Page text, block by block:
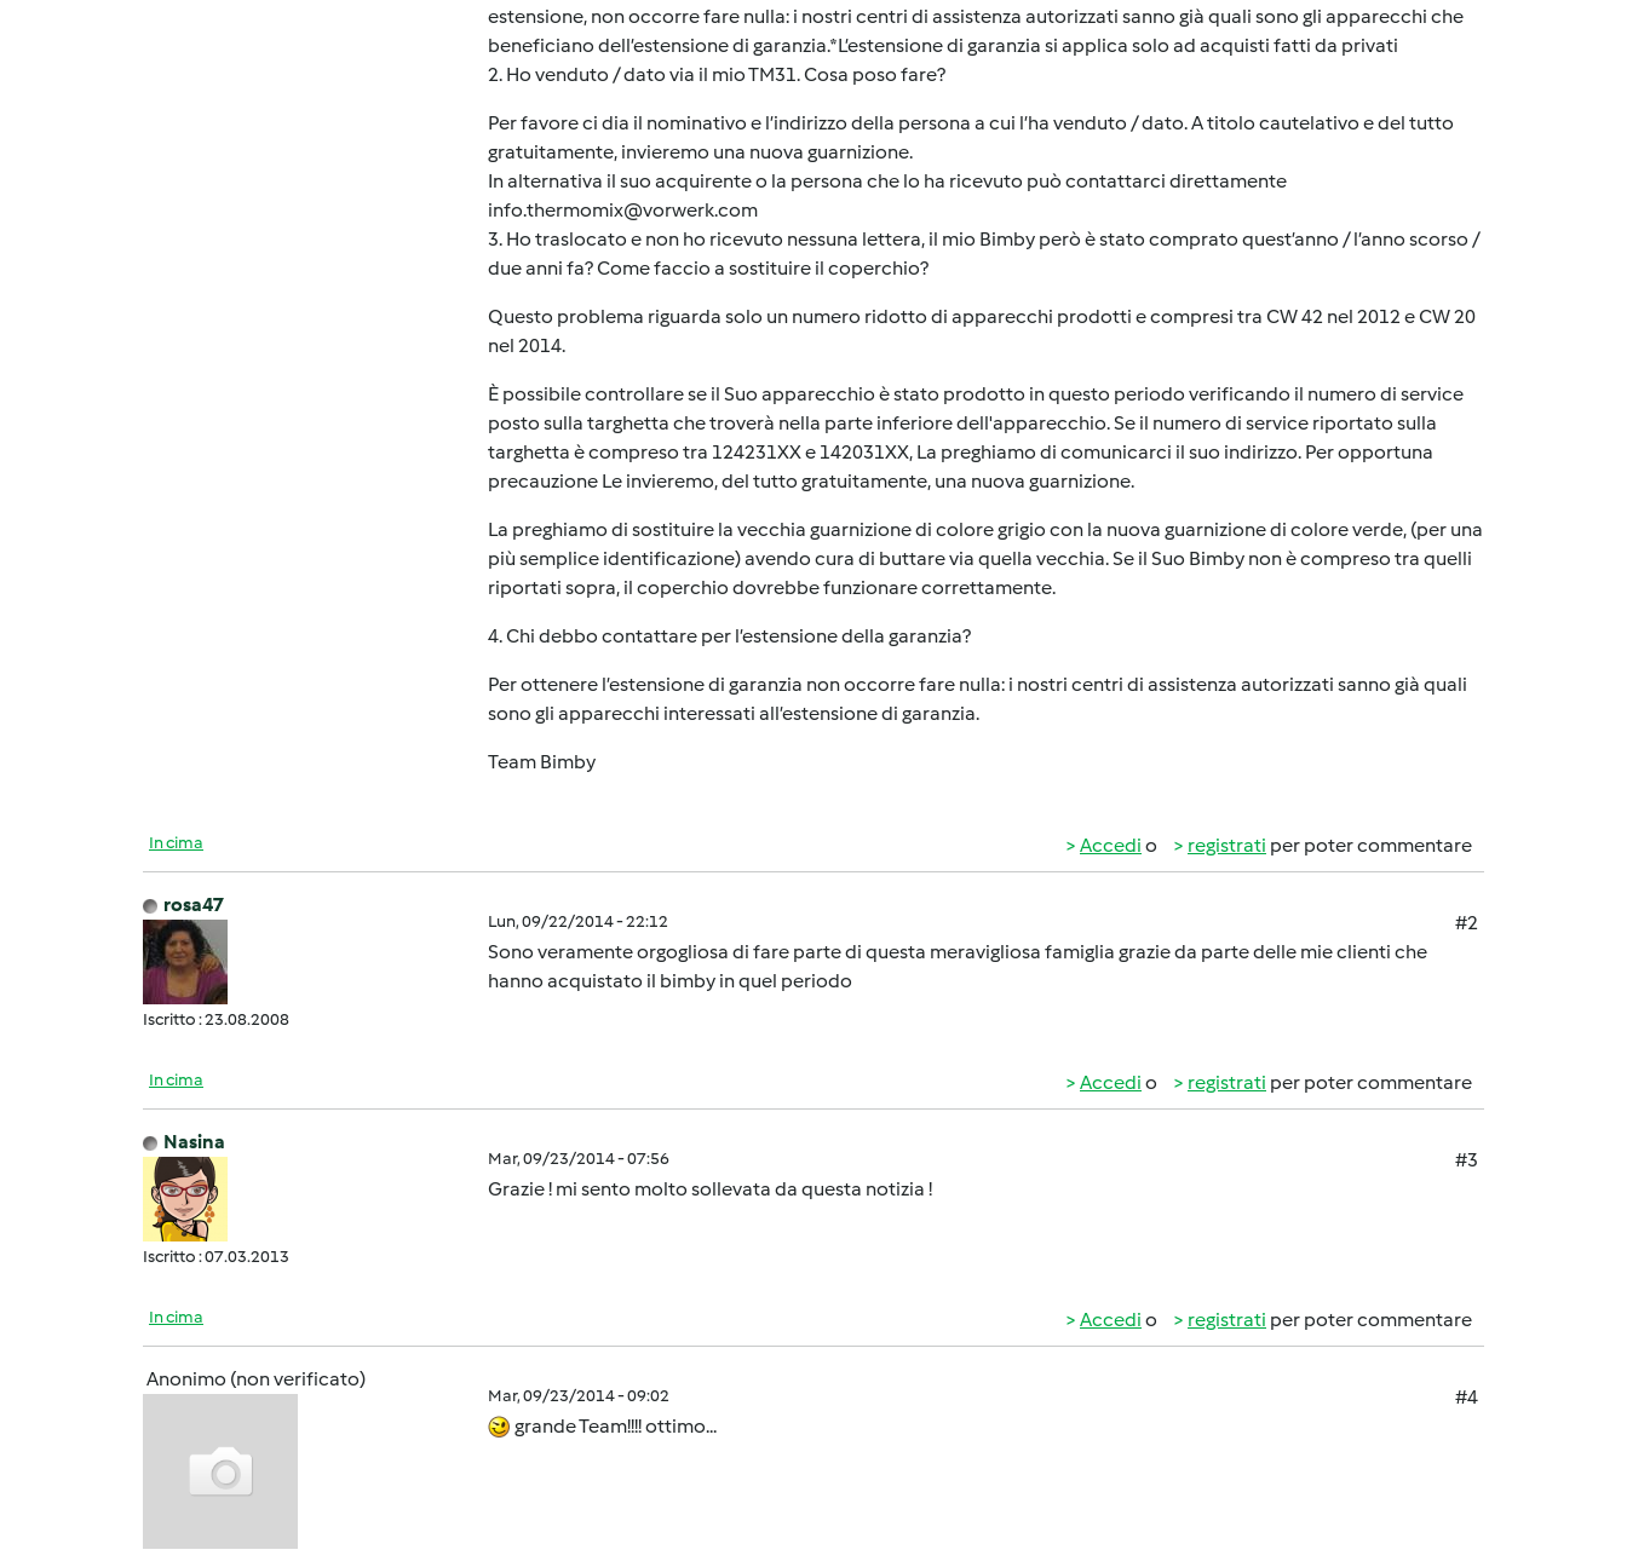
estensione, non occorre fare nulla: i nostri centri di assistenza autorizzati sanno già quali sono gli apparecchi che
beneficiano dell’estensione di garanzia.*L’estensione di garanzia si applica solo ad acquisti fatti da privati
2. Ho venduto / dato via il mio TM31. Cosa poso fare?
Per favore ci dia il nominativo e l’indirizzo della persona a cui l’ha venduto / dato. A titolo cautelativo e del tutto
gratuitamente, invieremo una nuova guarnizione.
In alternativa il suo acquirente o la persona che lo ha ricevuto può contattarci direttamente
info.thermomix@vorwerk.com
3. Ho traslocato e non ho ricevuto nessuna lettera, il mio Bimby però è stato comprato quest’anno / l’anno scorso /
due anni fa? Come faccio a sostituire il coperchio?
Questo problema riguarda solo un numero ridotto di apparecchi prodotti e compresi tra CW 42 nel 2012 e CW 20
nel 2014.
È possibile controllare se il Suo apparecchio è stato prodotto in questo periodo verificando il numero di service
posto sulla targhetta che troverà nella parte inferiore dell'apparecchio. Se il numero di service riportato sulla
targhetta è compreso tra 124231XX e 142031XX, La preghiamo di comunicarci il suo indirizzo. Per opportuna
precauzione Le invieremo, del tutto gratuitamente, una nuova guarnizione.
La preghiamo di sostituire la vecchia guarnizione di colore grigio con la nuova guarnizione di colore verde, (per una
più semplice identificazione) avendo cura di buttare via quella vecchia. Se il Suo Bimby non è compreso tra quelli
riportati sopra, il coperchio dovrebbe funzionare correttamente.
4. Chi debbo contattare per l’estensione della garanzia?
Per ottenere l’estensione di garanzia non occorre fare nulla: i nostri centri di assistenza autorizzati sanno già quali
sono gli apparecchi interessati all’estensione di garanzia.
Team Bimby
In cima Accedi o registrati per poter commentare
rosa47
Iscritto : 23.08.2008
Lun, 09/22/2014 - 22:12
#2
Sono veramente orgogliosa di fare parte di questa meravigliosa famiglia grazie da parte delle mie clienti che
hanno acquistato il bimby in quel periodo
In cima Accedi o registrati per poter commentare
Nasina
Iscritto : 07.03.2013
Mar, 09/23/2014 - 07:56
#3
Grazie ! mi sento molto sollevata da questa notizia !
In cima Accedi o registrati per poter commentare
Anonimo (non verificato)
Mar, 09/23/2014 - 09:02
#4
grande Team!!!! ottimo...